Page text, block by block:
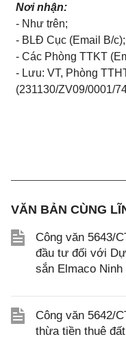
Nơi nhận:
- Như trên;
- BLĐ Cục (Email B/c);
- Các Phòng TTKT
- Lưu: VT, Phòng
(231130/ZV09/0001/
VĂN BẢN CÙNG
Công văn 5643/
đầu tư đối với
sắn Elmaco Ninh
Công văn 5642/
thừa tiền thuê đất